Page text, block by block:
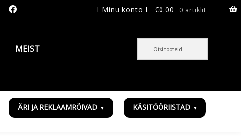
€0.00 0 artiklit
l Minu konto l
MEIST
ÄRI JA REKLAAMRÕIVAD KÄSITÖÖRIISTAD